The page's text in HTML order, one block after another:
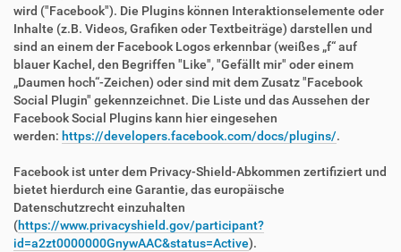
wird ("Facebook"). Die Plugins können Interaktionselemente oder
Inhalte (z.B. Videos, Grafiken oder Textbeiträge) darstellen und
sind an einem der Facebook Logos erkennbar (weißes „f“ auf
blauer Kachel, den Begriffen "Like", "Gefällt mir" oder einem
„Daumen hoch“-Zeichen) oder sind mit dem Zusatz "Facebook
Social Plugin" gekennzeichnet. Die Liste und das Aussehen der
Facebook Social Plugins kann hier eingesehen
werden: https://developers.facebook.com/docs/plugins/.
Facebook ist unter dem Privacy-Shield-Abkommen zertifiziert und
bietet hierdurch eine Garantie, das europäische
Datenschutzrecht einzuhalten
(https://www.privacyshield.gov/participant?
id=a2zt0000000GnywAAC&status=Active).